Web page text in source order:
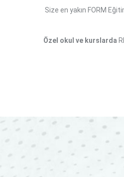
Size en yakın FORM
Özel okul ve kurslarda